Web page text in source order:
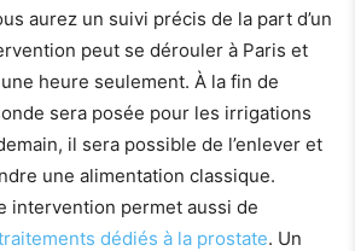
aurez un suivi précis de la part d’un
peut se dérouler à Paris et
heure seulement. À la fin de
sera posée pour les irrigations
il sera possible de l’enlever et
une alimentation classique.
intervention permet aussi de
dédiés à la prostate. Un